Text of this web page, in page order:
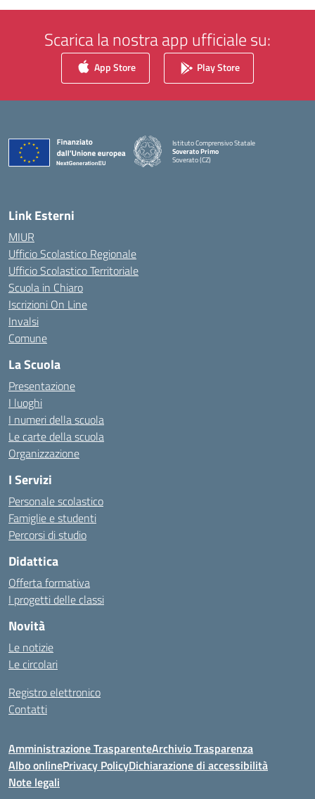
Scarica la nostra app ufficiale su:
App Store Play Store
Istituto Comprensivo Statale
Soverato Primo
Soverato (CZ)
Link Esterni
MIUR
Ufficio Scolastico Regionale
Ufficio Scolastico Territoriale
Scuola in Chiaro
Iscrizioni On Line
Invalsi
Comune
La Scuola
Presentazione
I luoghi
I numeri della scuola
Le carte della scuola
Organizzazione
I Servizi
Personale scolastico
Famiglie e studenti
Percorsi di studio
Didattica
Offerta formativa
I progetti delle classi
Novità
Le notizie
Le circolari
Registro elettronico
Contatti
Amministrazione TrasparenteArchivio Trasparenza
Albo onlinePrivacy PolicyDichiarazione di accessibilità
Note legali